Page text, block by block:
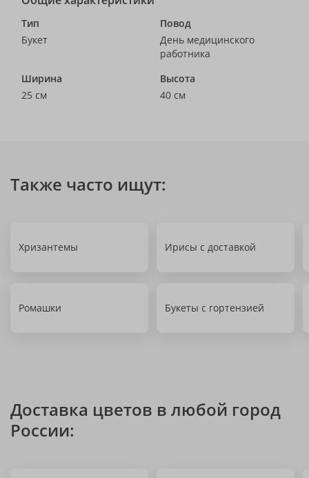
Тип
Букет
Повод
День медицинского
работника
Ширина
25 см
Высота
40 см
Также часто ищут:
Хризантемы Ирисы с доставкой
Ромашки Букеты с гортензией
Доставка цветов в любой город
России: